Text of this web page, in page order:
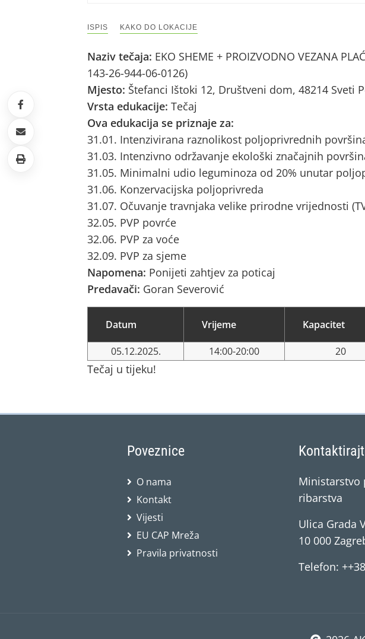
ISPIS KAKO DO LOKACIJE
Naziv tečaja: EKO SHEME + PROIZVODNO VEZANA
143-26-944-06-0126)
Mjesto: Štefanci Ištoki 12, Društveni dom, 48214 Sveti
Vrsta edukacije: Tečaj
Ova edukacija se priznaje za:
31.01. Intenzivirana raznolikost poljoprivrednih
31.03. Intenzivno održavanje ekološki značajnih
31.05. Minimalni udio leguminoza od 20% unutar
31.06. Konzervacijska poljoprivreda
31.07. Očuvanje travnjaka velike prirodne vrijednosti
32.05. PVP povrće
32.06. PVP za voće
32.09. PVP za sjeme
Napomena: Ponijeti zahtjev za poticaj
Predavači: Goran Severović
Datum Vrijeme Kapacitet
05.12.2025. 14:00-20:00 20
Tečaj u tijeku!
Poveznice
O nama
Kontakt
Vijesti
EU CAP Mreža
Pravila privatnosti
Ministarstvo
ribarstva
Ulica Grada
10 000
Telefon: